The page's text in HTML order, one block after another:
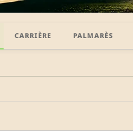
CARRIÈRE PALMARÈS